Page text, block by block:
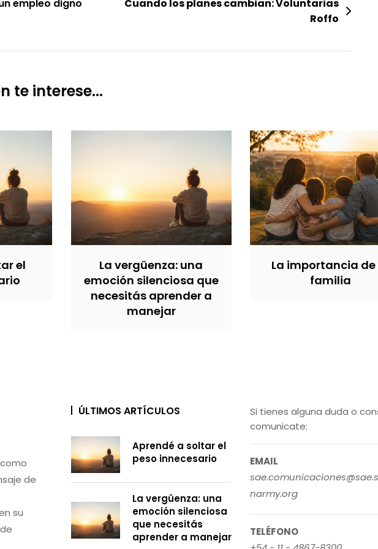
empleo digno
Cuando los planes cambian: Voluntarias
Roffo
te interese...
el
La vergüenza: una
emoción silenciosa que
necesitás aprender a
manejar
La importancia
familia
de
su
ÚLTIMOS ARTÍCULOS
Aprendé a soltar el
peso innecesario
La vergüenza: una
emoción silenciosa
que necesitás
aprender a manejar
Si tienes alguna duda o
comunicate:
EMAIL
narmy.org
TELÉFONO